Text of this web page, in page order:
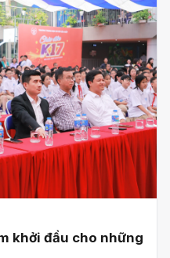
khởi đầu cho những